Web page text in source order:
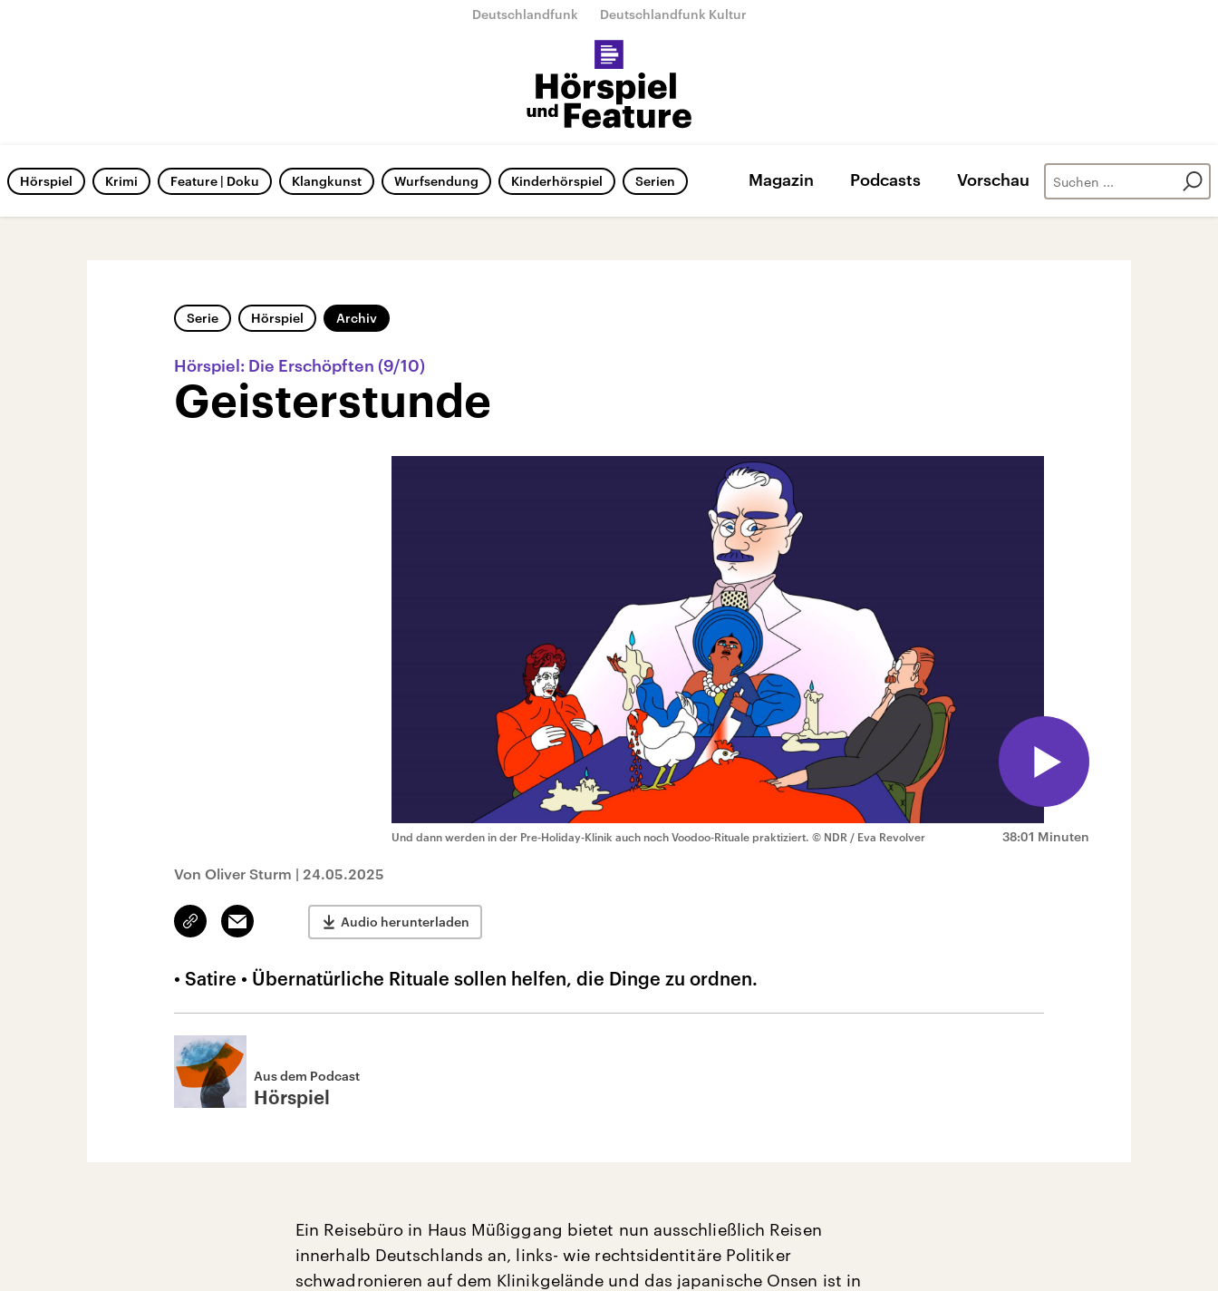
Deutschlandfunk Deutschlandfunk Kultur
Hörspiel Krimi Feature | Doku Klangkunst Wurfsendung Kinderhörspiel Serien Magazin Podcasts Vorschau
Serie Hörspiel Archiv
Hörspiel: Die Erschöpften (9/10)
Geisterstunde
38:01 Minuten
Und dann werden in der Pre-Holiday-Klinik auch noch Voodoo-Rituale praktiziert. © NDR / Eva Revolver
Von Oliver Sturm | 24.05.2025
Link
kopieren/teilen
Email Audio herunterladen
• Satire • Übernatürliche Rituale sollen helfen, die Dinge zu ordnen.
Aus dem Podcast
Hörspiel
Ein Reisebüro in Haus Müßiggang bietet nun ausschließlich Reisen
innerhalb Deutschlands an, links- wie rechtsidentitäre Politiker
schwadronieren auf dem Klinikgelände und das japanische Onsen ist in